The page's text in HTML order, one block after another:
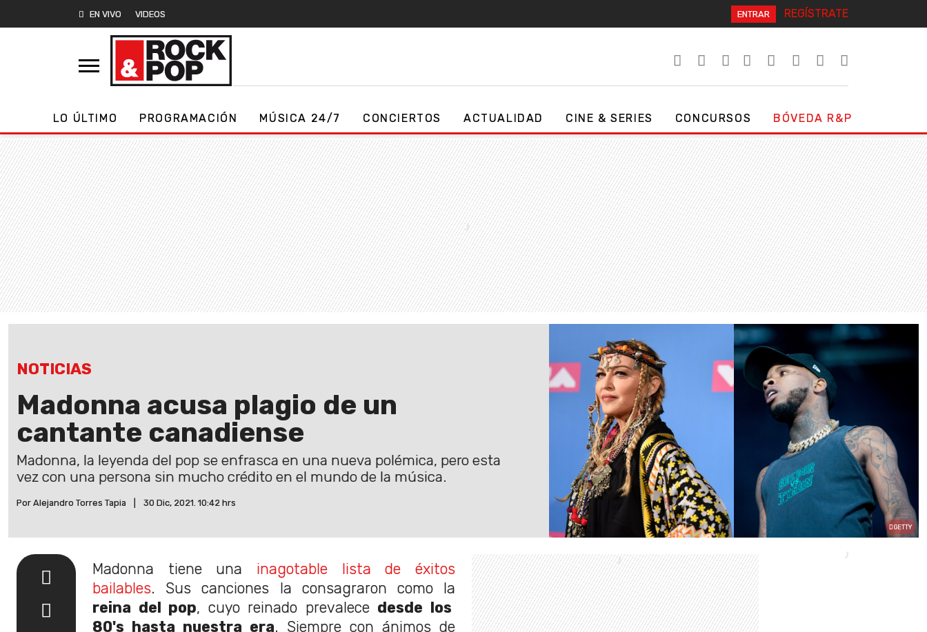
EN VIVO VIDEOS ENTRAR REGÍSTRATE
LO ÚLTIMO PROGRAMACIÓN MÚSICA 24/7 CONCIERTOS ACTUALIDAD CINE & SERIES CONCURSOS BÓVEDA R&P
NOTICIAS
Madonna acusa plagio de un
cantante canadiense
Madonna, la leyenda del pop se enfrasca en una nueva polémica, pero esta
vez con una persona sin mucho crédito en el mundo de la música.
Por Alejandro Torres Tapia 30 Dic, 2021. 10:42 hrs
GETTY
Madonna tiene una inagotable lista de éxitos
bailables. Sus canciones la consagraron como la
reina del pop, cuyo reinado prevalece desde los
80's hasta nuestra era. Siempre con ánimos de